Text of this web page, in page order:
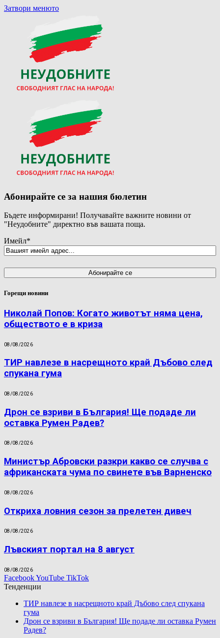
Затвори менюто
Абонирайте се за нашия бюлетин
Бъдете информирани! Получавайте важните новини от
"Неудобните" директно във вашата поща.
Имейл*
Горещи новини
Николай Попов: Когато животът няма цена,
обществото е в криза
08/08/2026
ТИР навлезе в насрещното край Дъбово след
спукана гума
08/08/2026
Дрон се взриви в България! Ще подаде ли
оставка Румен Радев?
08/08/2026
Министър Абровски разкри какво се случва с
африканската чума по свинете във Варненско
08/08/2026
Откриха ловния сезон за прелетен дивеч
08/08/2026
Лъвският портал на 8 август
08/08/2026
FacebookYouTube TikTok
Тенденции
ТИР навлезе в насрещното край Дъбово след спукана
гума
Дрон се взриви в България! Ще подаде ли оставка Румен
Радев?